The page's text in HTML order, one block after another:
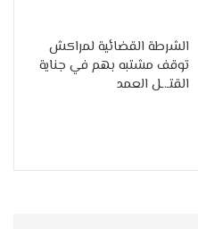
الشرطة القضائية لمراكش
توقف مشتبه بهم في جناية
القتـ.ـل العمد